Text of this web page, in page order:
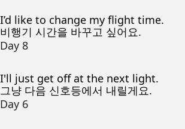
I’d like to change my flight time.
비행기 시간을 바꾸고 싶어요.
Day 8
I'll just get off at the next light.
그냥 다음 신호등에서 내릴게요.
Day 6